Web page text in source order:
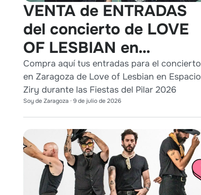
VENTA de ENTRADAS
del concierto de LOVE
OF LESBIAN en
Zaragoza durante Pilares
2026
Compra aquí tus entradas para el concierto
en Zaragoza de Love of Lesbian en Espacio
Ziry durante las Fiestas del Pilar 2026
Soy de Zaragoza · 9 de julio de 2026